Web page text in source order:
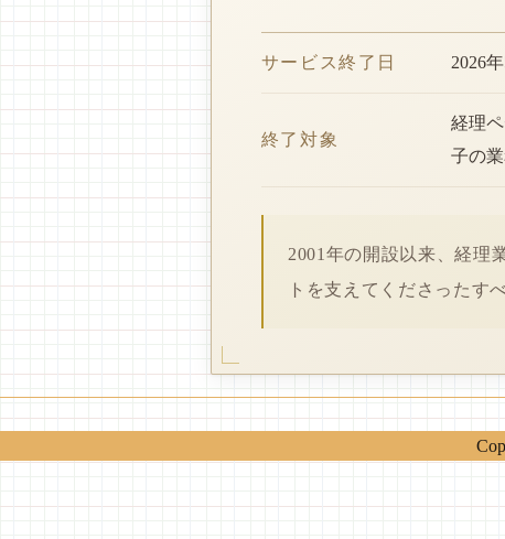
サービス終了日 2026
終了対象
経理
子の
2001年の開設以来、経理
トを支えてくださったす